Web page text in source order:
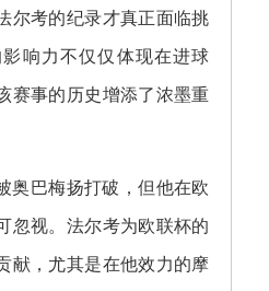
尔考的纪录才真正面临挑
响力不仅仅体现在进球
赛事的历史增添了浓墨重
奥巴梅扬打破，但他在欧
忽视。法尔考为欧联杯的
献，尤其是在他效力的摩